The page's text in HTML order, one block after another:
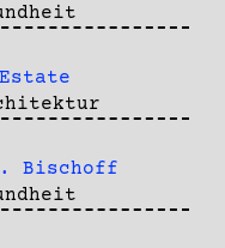
Bischoff